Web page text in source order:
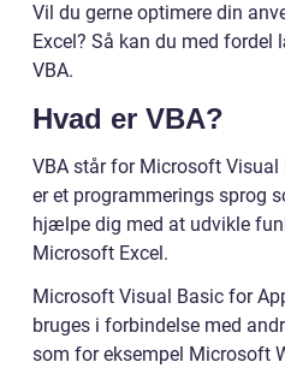
Vil du gerne optimere din
Excel? Så kan du med
VBA.
Hvad er VBA?
VBA står for Microsoft
er et programmerings sprog
hjælpe dig med at udvikle
Microsoft Excel.
Microsoft Visual Basic for
bruges i forbindelse med
som for eksempel Microsoft